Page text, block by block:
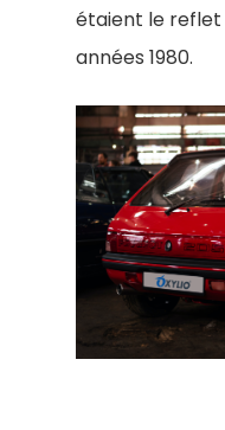
étaient le reflet
années 1980.